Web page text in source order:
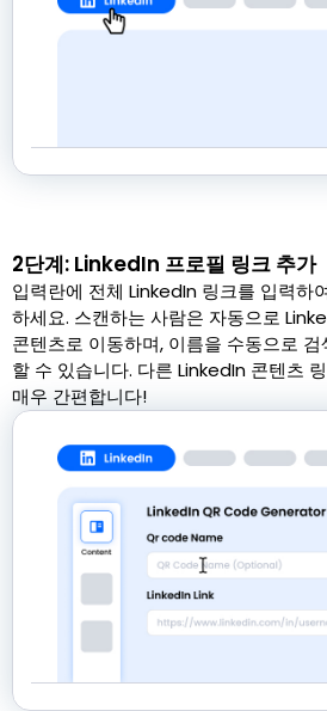
2단계: LinkedIn 프로필 링크 추가
입력란에 전체 LinkedIn 링크를 입력하
하세요. 스캔하는 사람은 자동으로
콘텐츠로 이동하며, 이름을 수동으로
할 수 있습니다. 다른 LinkedIn 콘텐츠
매우 간편합니다!